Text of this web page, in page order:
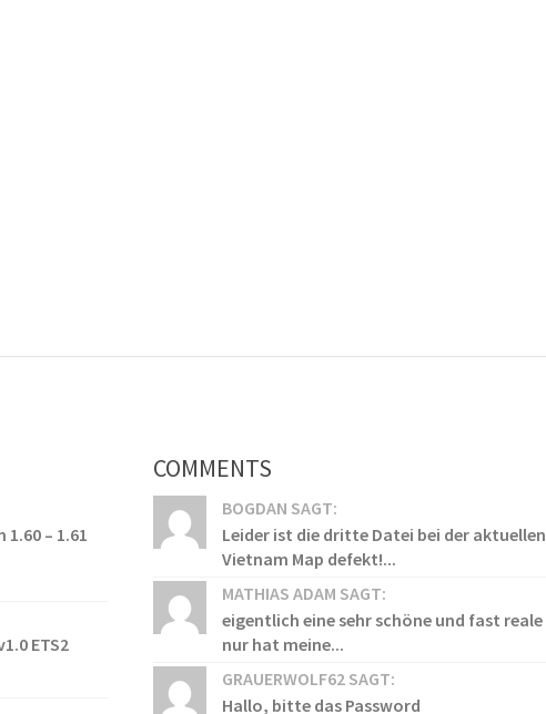
1.60 – 1.61
ETS2
COMMENTS
BOGDAN SAGT:
Leider ist die dritte Datei bei der aktuellen
Vietnam Map defekt!...
MATHIAS ADAM SAGT:
eigentlich eine sehr schöne und fast
nur hat meine...
GRAUERWOLF62 SAGT:
Hallo, bitte das Password